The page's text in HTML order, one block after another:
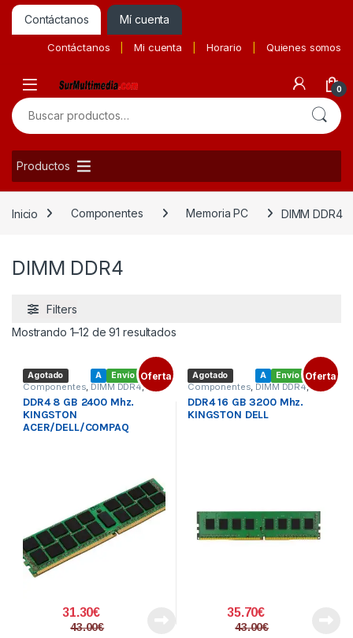
Contáctanos Mí cuenta
Contáctanos Mi cuenta Horario Quienes somos
0
Buscar por:
Productos
Inicio Componentes Memoria PC DIMM DDR4
DIMM DDR4
Filters
Mostrando 1–12 de 91 resultadosOrdenado por precio: bajo a alto
Envío gratis
A
Agotado Oferta
Componentes, DIMM DDR4,
DDR4 8 GB 2400 Mhz.
KINGSTON
ACER/DELL/COMPAQ
31.30€
43.00€
Envío gratis
A
Agotado Oferta
Componentes, DIMM DDR4,
DDR4 16 GB 3200 Mhz.
KINGSTON DELL
35.70€
43.00€